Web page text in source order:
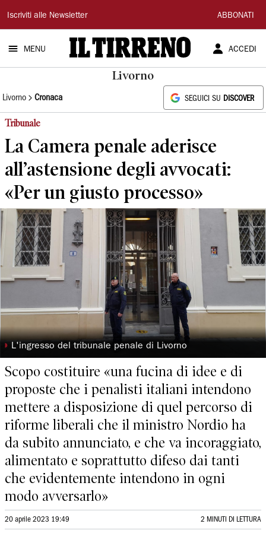
Il
Tirreno
Iscriviti alle Newsletter ABBONATI
MENU ACCEDI
Livorno
Livorno Cronaca SEGUICI SU DISCOVER
Tribunale
La Camera penale aderisce
all’astensione degli avvocati:
«Per un giusto processo»
◗ L'ingresso del tribunale penale di Livorno
Scopo costituire «una fucina di idee e di
proposte che i penalisti italiani intendono
mettere a disposizione di quel percorso di
riforme liberali che il ministro Nordio ha
da subito annunciato, e che va incoraggiato,
alimentato e soprattutto difeso dai tanti
che evidentemente intendono in ogni
modo avversarlo»
20 aprile 2023 19:49 2 MINUTI DI LETTURA